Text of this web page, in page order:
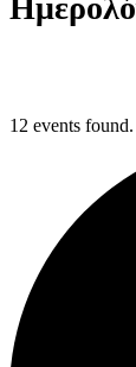
12 events found.